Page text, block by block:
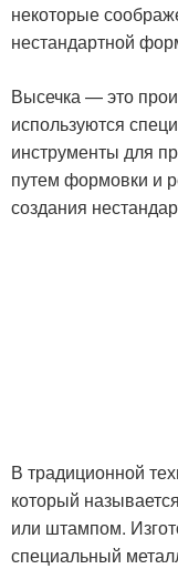
некоторые
нестандартной
Высечка — это
используются
инструменты для
путем формовки и
создания
В традиционной
который
или штампом.
специальный